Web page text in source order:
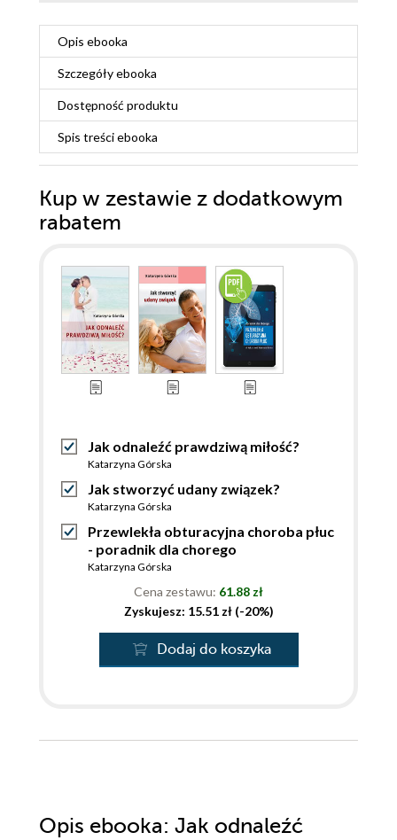
Opis ebooka
Szczegółyebooka
Dostępność produktu
Spis treściebooka
Kup w zestawie z dodatkowym
rabatem
Jak odnaleźć prawdziwą miłość?
Katarzyna Górska
Jak stworzyć udany związek?
Katarzyna Górska
Przewlekła obturacyjna choroba płuc
- poradnik dla chorego
Katarzyna Górska
Cena zestawu: 61.88 zł
Zyskujesz: 15.51 zł (-20%)
Dodaj do koszyka
Opis ebooka: Jak odnaleźć